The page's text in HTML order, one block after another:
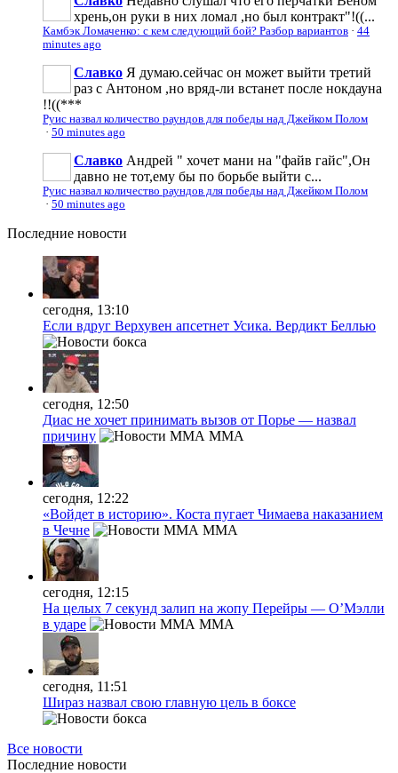
хрень,он руки в них ломал ,но был контракт"!((...
Камбэк Ломаченко: с кем следующий бой? Разбор вариантов · 44
minutes ago
Славко Я думаю.сейчас он может выйти третий
раз с Антоном ,но вряд-ли встанет после нокдауна
!!((***
Руис назвал количество раундов для победы над Джейком Полом
· 50 minutes ago
Славко Андрей " хочет мани на "файв гайс",Он
давно не тот,ему бы по борьбе выйти с...
Руис назвал количество раундов для победы над Джейком Полом
· 50 minutes ago
Последние новости
сегодня, 13:10
Если вдруг Верхувен апсетнет Усика. Вердикт Беллью
сегодня, 12:50
Диас не хочет принимать вызов от Порье — назвал
причину
MMA
сегодня, 12:22
«Войдет в историю». Коста пугает Чимаева наказанием
в Чечне
MMA
сегодня, 12:15
На целых 7 секунд залип на жопу Перейры — О’Мэлли
в ударе
MMA
сегодня, 11:51
Шираз назвал свою главную цель в боксе
Все новости
Последние новости